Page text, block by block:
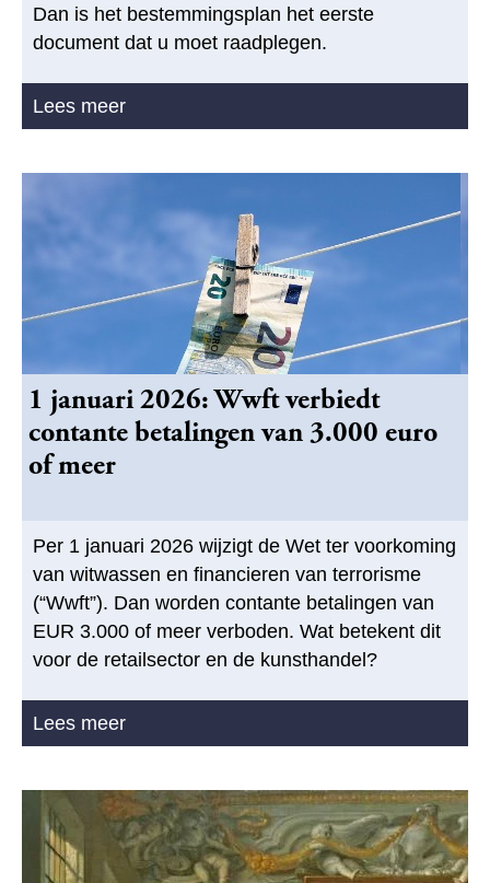
Dan is het bestemmingsplan het eerste
document dat u moet raadplegen.
Lees meer
1 januari 2026: Wwft verbiedt
contante betalingen van 3.000 euro
of meer
Per 1 januari 2026 wijzigt de Wet ter voorkoming
van witwassen en financieren van terrorisme
(“Wwft”). Dan worden contante betalingen van
EUR 3.000 of meer verboden. Wat betekent dit
voor de retailsector en de kunsthandel?
Lees meer